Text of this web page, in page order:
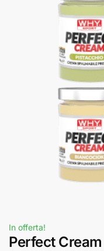
In offerta!
Perfect Cream